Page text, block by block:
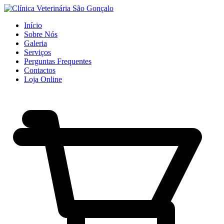
Início
Sobre Nós
Galeria
Serviços
Perguntas Frequentes
Contactos
Loja Online